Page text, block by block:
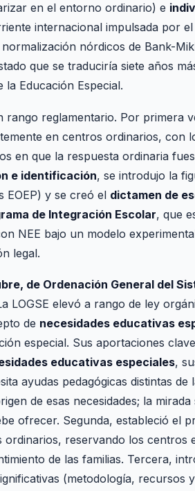
en el entorno ordinario) e
internacional impulsada por
nórdicos de Bank-
que se traduciría siete años
la Educación Especial.
reglamentario. Por primera
en centros ordinarios, con
en que la respuesta ordinaria
e identificación, se introdujo la
EOEP) y se creó el dictamen de
de Integración Escolar, que
NEE bajo un modelo
legal.
de Ordenación General del
LOGSE elevó a rango de ley
de necesidades educativas
especial. Sus aportaciones
educativas especiales,
ayudas pedagógicas distintas de
de esas necesidades; la mirada
ofrecer. Segunda, estableció el
reservando los centros
de las familias. Tercera,
(metodología, recursos